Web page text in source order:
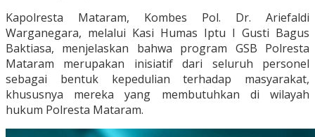
Kapolresta Mataram, Kombes Pol. Dr. Ariefaldi
Warganegara, melalui Kasi Humas Iptu I Gusti Bagus
Baktiasa, menjelaskan bahwa program GSB Polresta
Mataram merupakan inisiatif dari seluruh personel
sebagai bentuk kepedulian terhadap masyarakat,
khususnya mereka yang membutuhkan di wilayah
hukum Polresta Mataram.